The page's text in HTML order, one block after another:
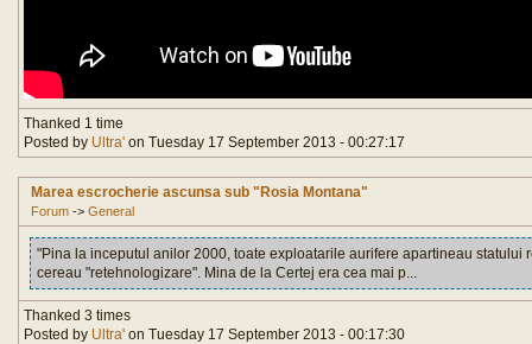
Thanked 1 time
Posted by Ultra' on Tuesday 17 September 2013 - 00:27:17
Marea escrocherie ascunsa sub "Rosia Montana"
Forum -> General
"Pina la inceputul anilor 2000, toate exploatarile aurifere apartineau statului
cereau "retehnologizare". Mina de la Certej era cea mai p...
Thanked 3 times
Posted by Ultra' on Tuesday 17 September 2013 - 00:17:30